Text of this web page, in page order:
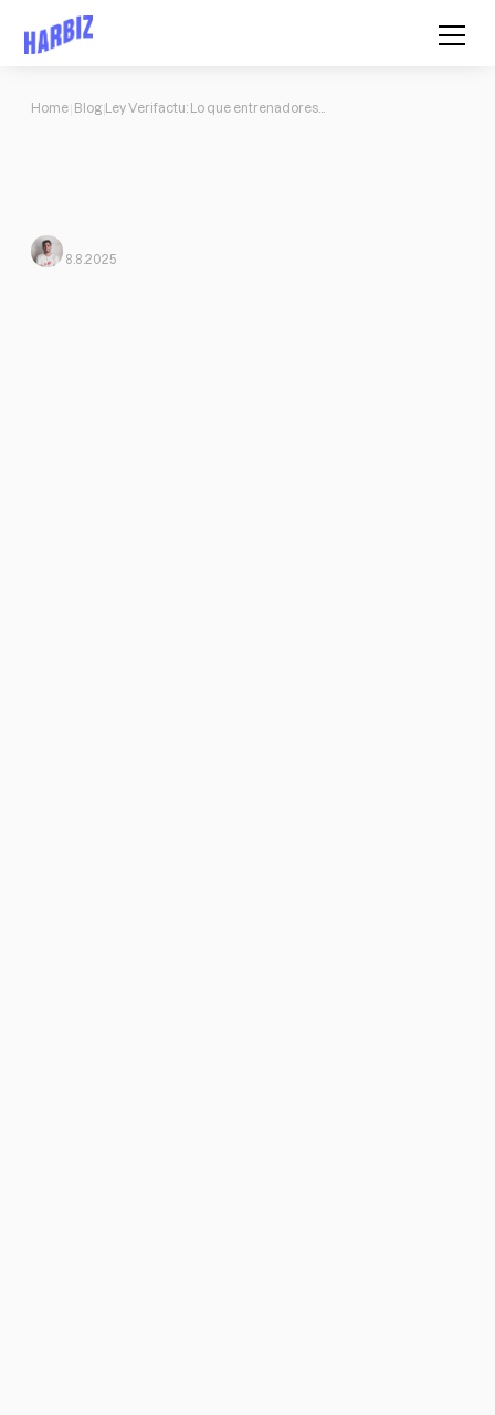
Home Blog
8.8.2025